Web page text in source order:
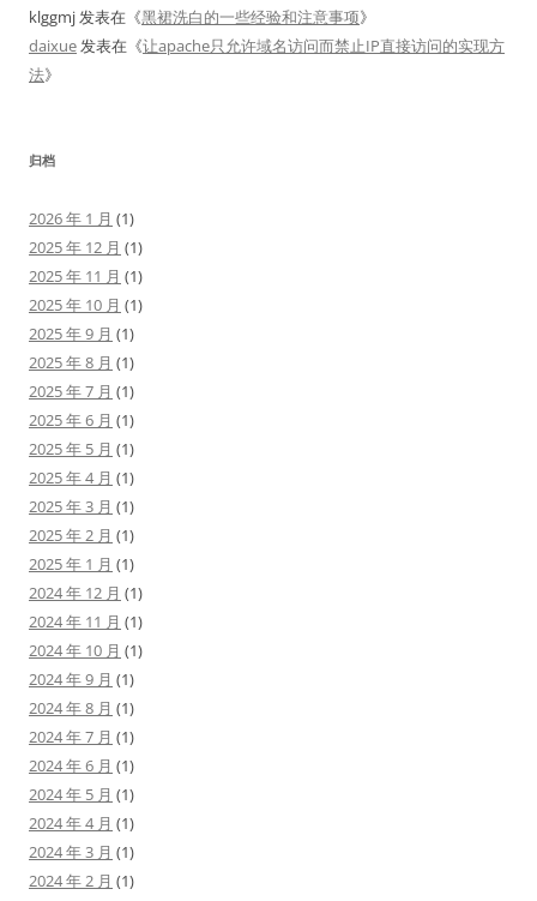
klggmj发表在《黑裙洗白的一些经验和注意事项》
daixue发表在《让apache只允许域名访问而禁止IP直接访问的实现方
法》
归档
2026 年 1 月 (1)
2025 年 12 月 (1)
2025 年 11 月 (1)
2025 年 10 月 (1)
2025 年 9 月 (1)
2025 年 8 月 (1)
2025 年 7 月 (1)
2025 年 6 月 (1)
2025 年 5 月 (1)
2025 年 4 月 (1)
2025 年 3 月 (1)
2025 年 2 月 (1)
2025 年 1 月 (1)
2024 年 12 月 (1)
2024 年 11 月 (1)
2024 年 10 月 (1)
2024 年 9 月 (1)
2024 年 8 月 (1)
2024 年 7 月 (1)
2024 年 6 月 (1)
2024 年 5 月 (1)
2024 年 4 月 (1)
2024 年 3 月 (1)
2024 年 2 月 (1)